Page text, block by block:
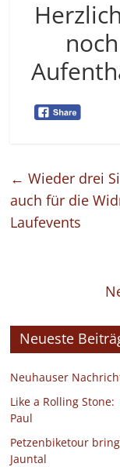
← Wieder drei
auch für die
Laufevents
Neueste
Neuhauser
Like a Rolling
Paul
Petzenbiketour
Jauntal